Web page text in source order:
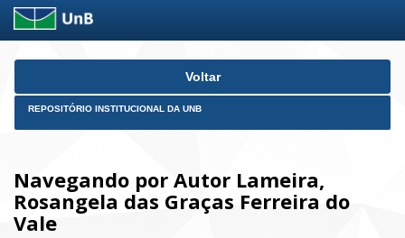
Skip
Voltar
REPOSITÓRIO INSTITUCIONAL DA UNB
Navegando por Autor Lameira,
Rosangela das Graças Ferreira do
Vale